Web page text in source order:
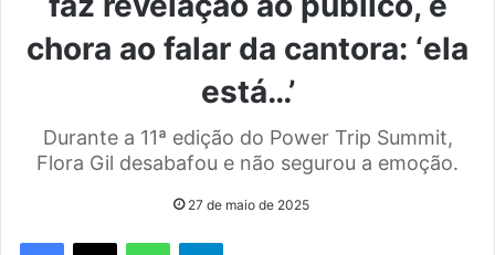
chora ao falar da cantora: ‘ela
está…’
Durante a 11ª edição do Power Trip Summit,
Flora Gil desabafou e não segurou a emoção.
27 de maio de 2025
WhatsAppTelegram